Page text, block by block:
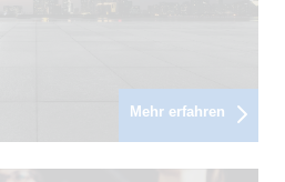
Mehr erfahren